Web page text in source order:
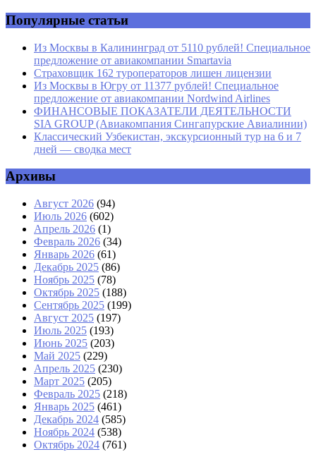
Популярные статьи
Из Москвы в Калининград от 5110 рублей! Специальное
предложение от авиакомпании Smartavia
Страховщик 162 туроператоров лишен лицензии
Из Москвы в Югру от 11377 рублей! Специальное
предложение от авиакомпании Nordwind Airlines
ФИНАНСОВЫЕ ПОКАЗАТЕЛИ ДЕЯТЕЛЬНОСТИ
SIA GROUP (Авиакомпания Сингапурские Авиалинии)
Классический Узбекистан, экскурсионный тур на 6 и 7
дней — сводка мест
Архивы
Август 2026 (94)
Июль 2026 (602)
Апрель 2026 (1)
Февраль 2026 (34)
Январь 2026 (61)
Декабрь 2025 (86)
Ноябрь 2025 (78)
Октябрь 2025 (188)
Сентябрь 2025 (199)
Август 2025 (197)
Июль 2025 (193)
Июнь 2025 (203)
Май 2025 (229)
Апрель 2025 (230)
Март 2025 (205)
Февраль 2025 (218)
Январь 2025 (461)
Декабрь 2024 (585)
Ноябрь 2024 (538)
Октябрь 2024 (761)